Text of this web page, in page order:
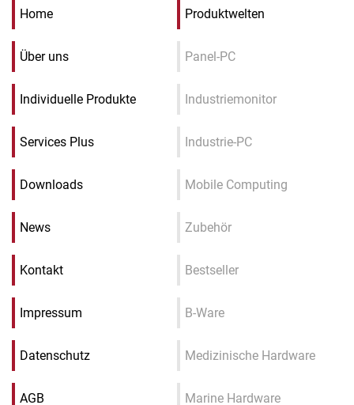
Home
Über uns
Individuelle Produkte
Services Plus
Downloads
News
Kontakt
Impressum
Datenschutz
AGB
Produktwelten
Panel-PC
Industriemonitor
Industrie-PC
Mobile Computing
Zubehör
Bestseller
B-Ware
Medizinische Hardware
Marine Hardware